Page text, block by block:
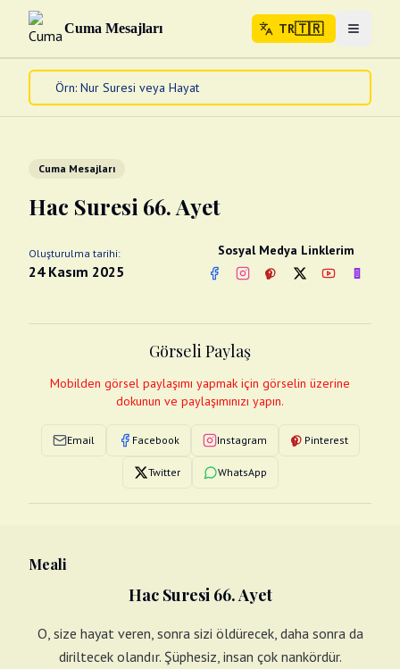
Cuma Mesajları TR🇹🇷 Menuyu
Ana Sayfa
Diğer
Abdest Videoları
Fotograflar
Cuma Mesajları
Hac Suresi 66. Ayet
Oluşturulma tarihi:
24 Kasım 2025
Sosyal Medya Linklerim
FacebookInstagram
PinterestTwitterYouTube
Görseli Paylaş
Mobilden görsel paylaşımı yapmak için görselin üzerine
dokunun ve paylaşımınızı yapın.
Email Facebook Instagram Pinterest
Twitter WhatsApp
Meali
Hac Suresi 66. Ayet
O, size hayat veren, sonra sizi öldürecek, daha sonra da
diriltecek olandır. Şüphesiz, insan çok nankördür.